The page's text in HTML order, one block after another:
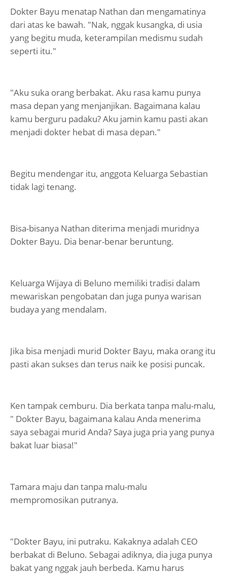
Dokter Bayu menatap Nathan dan mengamatinya
dari atas ke bawah. "Nak, nggak kusangka, di usia
yang begitu muda, keterampilan medismu sudah
seperti itu."
"Aku suka orang berbakat. Aku rasa kamu punya
masa depan yang menjanjikan. Bagaimana kalau
kamu berguru padaku? Aku jamin kamu pasti akan
menjadi dokter hebat di masa depan."
Begitu mendengar itu, anggota Keluarga Sebastian
tidak lagi tenang.
Bisa-bisanya Nathan diterima menjadi muridnya
Dokter Bayu. Dia benar-benar beruntung.
Keluarga Wijaya di Beluno memiliki tradisi dalam
mewariskan pengobatan dan juga punya warisan
budaya yang mendalam.
Jika bisa menjadi murid Dokter Bayu, maka orang itu
pasti akan sukses dan terus naik ke posisi puncak.
Ken tampak cemburu. Dia berkata tanpa malu-malu,
" Dokter Bayu, bagaimana kalau Anda menerima
saya sebagai murid Anda? Saya juga pria yang punya
bakat luar biasa!"
Tamara maju dan tanpa malu-malu
mempromosikan putranya.
"Dokter Bayu, ini putraku. Kakaknya adalah CEO
berbakat di Beluno. Sebagai adiknya, dia juga punya
bakat yang nggak jauh berbeda. Kamu harus